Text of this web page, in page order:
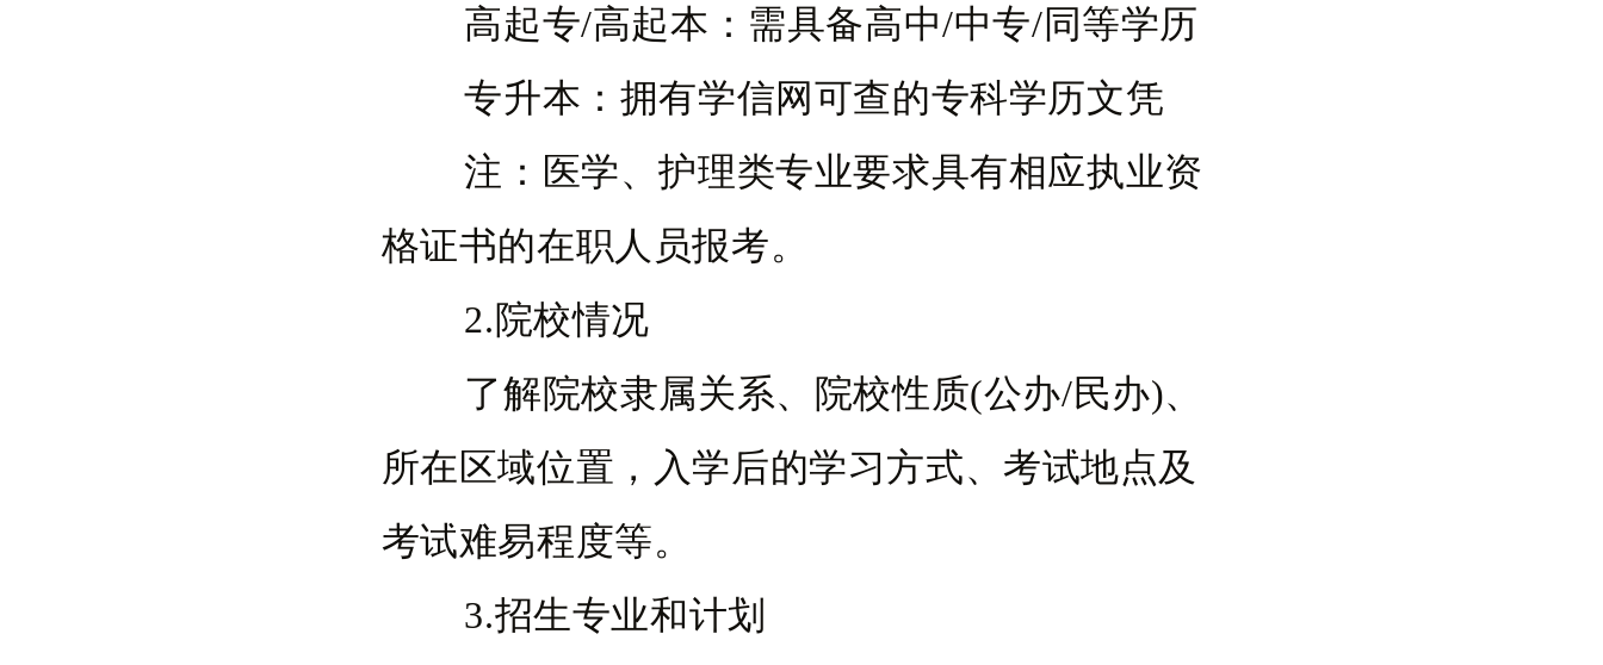
高起专/高起本：需具备高中/中专/同等学历
专升本：拥有学信网可查的专科学历文凭
注：医学、护理类专业要求具有相应执业资
格证书的在职人员报考。
2.院校情况
了解院校隶属关系、院校性质(公办/民办)、
所在区域位置，入学后的学习方式、考试地点及
考试难易程度等。
3.招生专业和计划